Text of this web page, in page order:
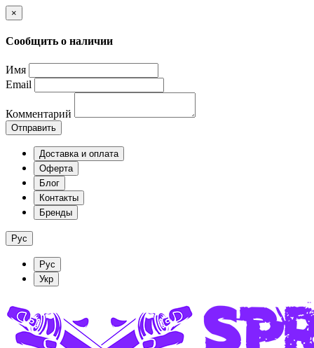
×
Сообщить о наличии
Имя
Email
Комментарий
Отправить
Доставка и оплата
Оферта
Блог
Контакты
Бренды
Рус
Рус
Укр